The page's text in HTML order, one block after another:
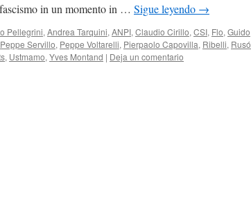
in un momento in … Sigue leyendo →
Pellegrini, Andrea Tarquini, ANPI, Claudio Cirillo, CSI, Flo, Guido
Peppe Servillo, Peppe Voltarelli, Pierpaolo Capovilla, Ribelli, Rusó
, Ustmamo, Yves Montand | Deja un comentario